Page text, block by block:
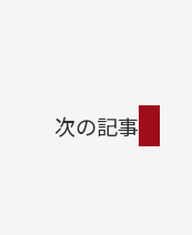
次の記事